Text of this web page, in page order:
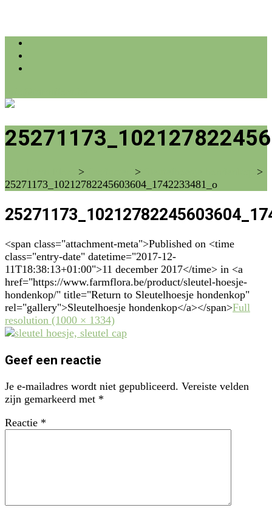
> >
>
25271173_10212782245603604_1742233481_o
<span class="attachment-meta">Published on <time
class="entry-date" datetime="2017-12-
11T18:38:13+01:00">11 december 2017</time> in <a
href="https://www.farmflora.be/product/sleutel-hoesje-
hondenkop/" title="Return to Sleutelhoesje hondenkop"
rel="gallery">Sleutelhoesje hondenkop</a></span>Full
resolution (1000 × 1334)
Geef een reactie
Je e-mailadres wordt niet gepubliceerd. Vereiste velden
zijn gemarkeerd met *
Reactie *